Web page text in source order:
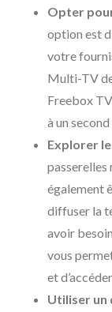
Opter
option est
votre
Multi-TV
Freebox
à un
Explorer
passerelles
également
diffuser la
avoir
vous
et
Utiliser un